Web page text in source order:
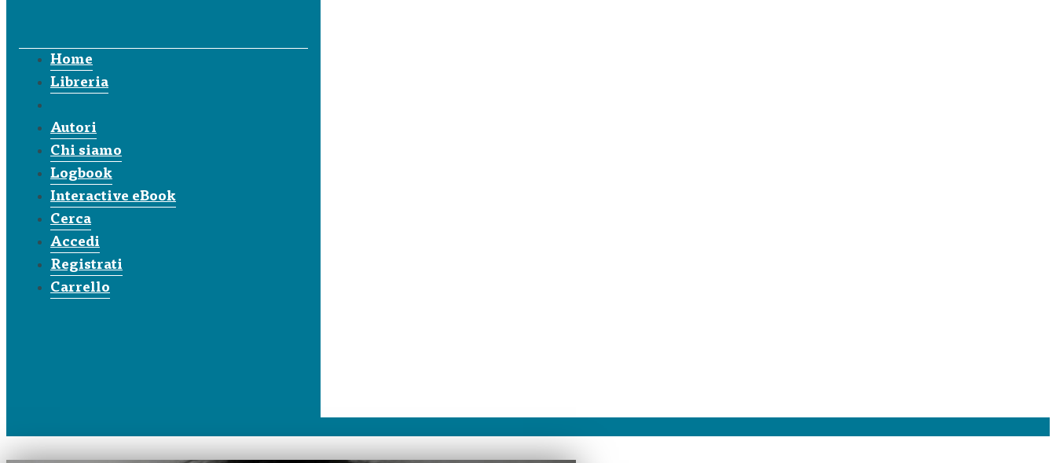
Home
Libreria
Autori
Chi siamo
Logbook
Interactive eBook
Cerca
Accedi
Registrati
Carrello